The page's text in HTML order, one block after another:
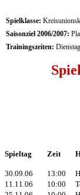
Spielklasse:
Saisonziel 2006/2007:
Trainingszeiten:
Spieltag Zeit
30.09.06 13:00
11.11.06
10:00